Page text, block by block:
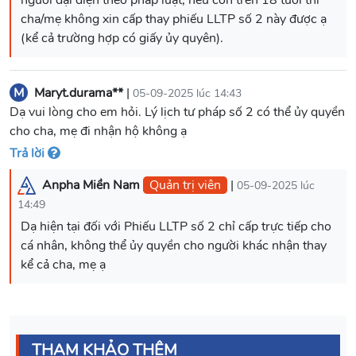
cha/mẹ không xin cấp thay phiếu LLTP số 2 này được ạ
(kể cả trường hợp có giấy ủy quyên).
M Maryt.durama**| 05-09-2025 lúc 14:43
Dạ vui lòng cho em hỏi. Lý lịch tư pháp số 2 có thể ủy quyền
cho cha, mẹ đi nhận hộ không ạ
Trả lời
Anpha Miền Nam Quản trị viên | 05-09-2025 lúc
14:49
Dạ hiện tại đối với Phiếu LLTP số 2 chỉ cấp trực tiếp cho
cá nhân, không thể ủy quyền cho người khác nhận thay
kể cả cha, mẹ ạ
THAM KHẢO THÊM